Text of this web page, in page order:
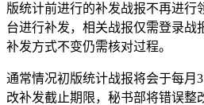
版统计前进行的补发战报不再进行
台进行补发，相关战报仅需登录战
补发方式不变仍需核对过程。
通常情况初版统计战报将会于每月
改补发截止期限，秘书部将错误整